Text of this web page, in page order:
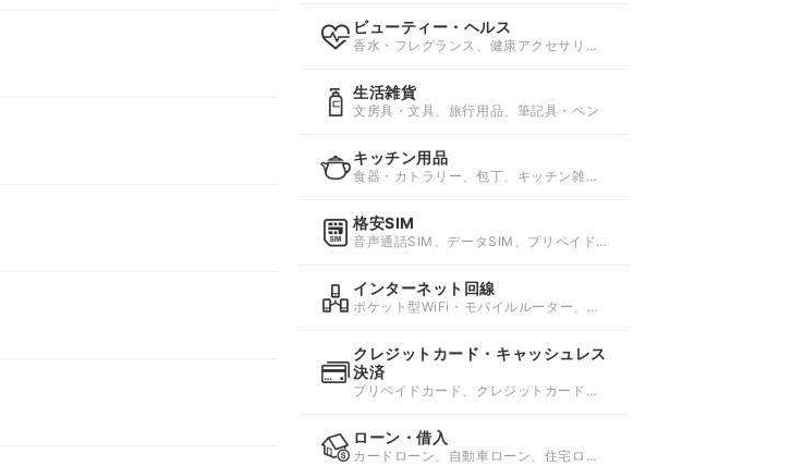
ビューティー・ヘルス
香水・フレグランス、健康アクセサリ
生活雑貨
文房具・文具、旅行用品、筆記具・ペン
キッチン用品
食器・カトラリー、包丁、キッチン雑
格安SIM
音声通話SIM、データSIM、プリペイド
インターネット回線
ポケット型WiFi・モバイルルーター、ホ
クレジットカード・キャッシュレス
決済
プリペイドカード、クレジットカード、
ローン・借入
カードローン、自動車ローン、住宅ロー